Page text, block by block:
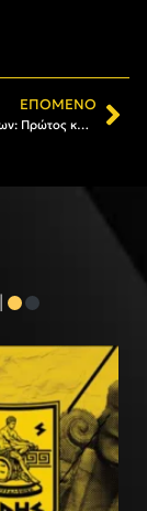
ΕΠΌΜΕΝΟ
Πόλο Παίδων: Πρώτος και αήττητος προκρίθηκε ο ΑΡΗΣ